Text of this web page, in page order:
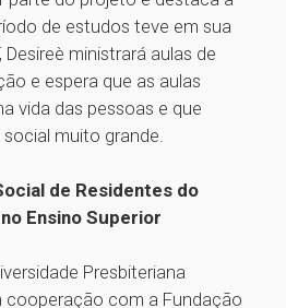
de estudos teve em sua
Desireè ministrará aulas de
e espera que as aulas
vida das pessoas e que
muito grande.
de Residentes do
Ensino Superior
Presbiteriana
cooperação com a Fundação